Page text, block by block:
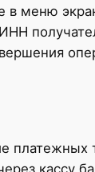
в меню
платежных